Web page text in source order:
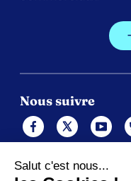
Nous suivre